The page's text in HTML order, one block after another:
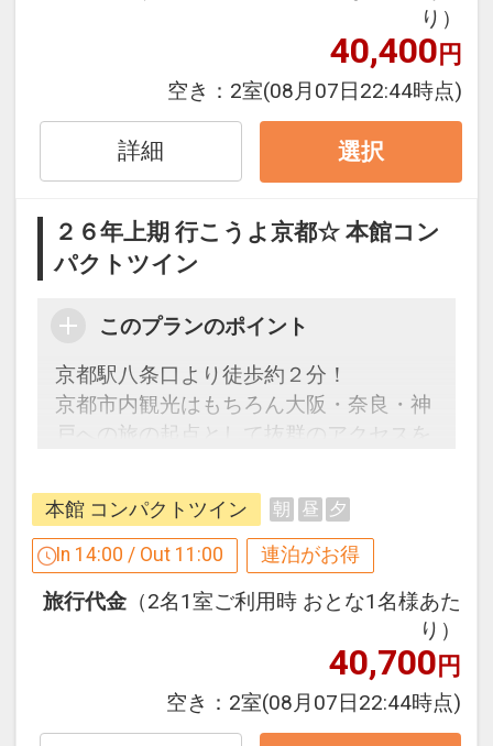
※割引適用後のご旅行代金は、カレンダ
ーからお進みいただいた後表示される
「空室照会結果確認画面」でご確認くだ
さい。
氏名・客室タイプ・食事条件・プラン同
一であることが割引適用の条件となりま
をご用意しています
●「食事なしプラン」と「朝食付プラ
件】の項目でご確認のうえ、予約にお進
みください。
設定期間：2026年4月1日～2026年9月
インターネットコース番号：DP-1-
り）
40,400円
空き： 2室(08月07日22:44時点)
詳細 選択
２６年上期 行こうよ京都☆ 本館コン
パクトツイン
このプランのポイント
京都駅八条口より徒歩約２分！
京都市内観光はもちろん大阪・奈良・神
戸への旅の起点として抜群のアクセスを
【連泊するとお得】連泊割引がございま
す
1泊目より1泊につきおひとり様５００
※割引適用後のご旅行代金は、カレンダ
ーからお進みいただいた後表示される
本館 コンパクトツイン 朝 昼 夕
In 14:00 / Out 11:00 連泊がお得
旅行代金 （2名1室ご利用時 おとな1名様あた
り）
40,700円
空き： 2室(08月07日22:44時点)